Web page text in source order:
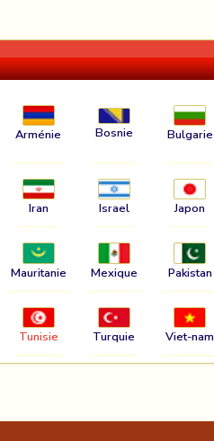
Arménie Bosnie Bulgarie
Iran Israel Japon
Mauritanie Mexique Pakistan
Tunisie Turquie Viet-nam